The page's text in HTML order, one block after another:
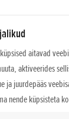
aitavad
aktiveerides
ja juurdepääs
nende küpsisteta